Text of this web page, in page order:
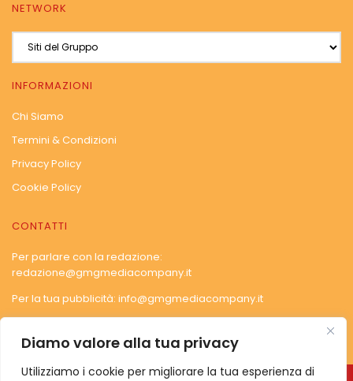
Diamo valore alla tua privacy
Utilizziamo i cookie per migliorare la tua esperienza di
NETWORK
INFORMAZIONI
Chi Siamo
Termini & Condizioni
Privacy Policy
Cookie Policy
CONTATTI
Per parlare con la redazione:
redazione@gmgmediacompany.it
Per la tua pubblicità: info@gmgmediacompany.it